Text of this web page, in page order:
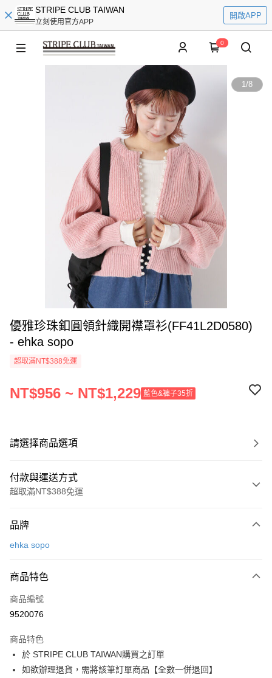
STRIPE CLUB TAIWAN
立刻使用官方APP
開啟APP
0
1/8
優雅珍珠釦圓領針織開襟罩衫(FF41L2D0580)
- ehka sopo
超取滿NT$388免運
NT$956 ~ NT$1,229 藍色&褲子35折
請選擇商品選項
付款與運送方式
超取滿NT$388免運
信用卡一次付款
3 期 0 利率 每期
合作金庫商業銀行
上海商業儲蓄銀行
臺灣中小企業銀行
匯豐（台灣）商業銀行
華泰商業銀行
聯邦商業銀行
遠東國際商業銀行
超商取貨付款
LINE Pay
Apple Pay
街口支付
品牌
ehka sopo
商品特色
商品編號
9520076
商品特色
於 STRIPE CLUB TAIWAN購買之訂單
如欲辦理退貨，需將該筆訂單商品【全數一併退回】